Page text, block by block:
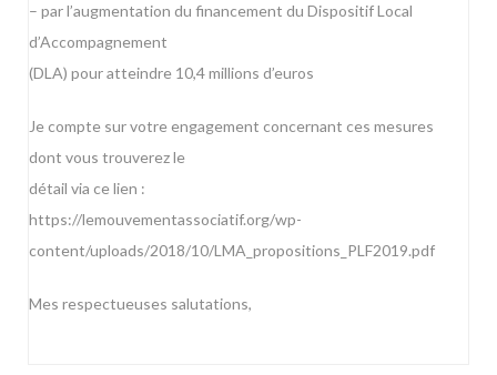
– par l’augmentation du financement du Dispositif Local
d’Accompagnement
(DLA) pour atteindre 10,4 millions d’euros
Je compte sur votre engagement concernant ces mesures
dont vous trouverez le
détail via ce lien :
https://lemouvementassociatif.org/wp-
content/uploads/2018/10/LMA_propositions_PLF2019.pdf
Mes respectueuses salutations,